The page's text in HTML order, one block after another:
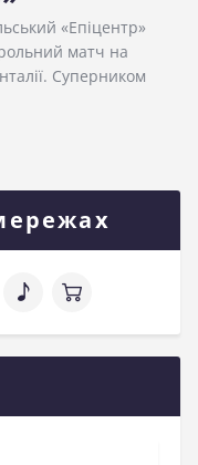
«Епіцентр»
матч на
Суперником